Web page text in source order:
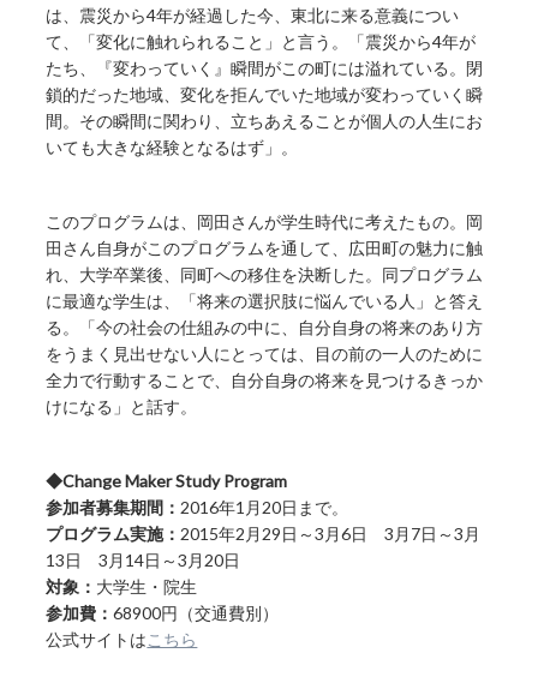
は、震災から4年が経過した今、東北に来る意義につい
て、「変化に触れられること」と言う。「震災から4年が
たち、『変わっていく』瞬間がこの町には溢れている。閉
鎖的だった地域、変化を拒んでいた地域が変わっていく瞬
間。その瞬間に関わり、立ちあえることが個人の人生にお
いても大きな経験となるはず」。
このプログラムは、岡田さんが学生時代に考えたもの。岡
田さん自身がこのプログラムを通して、広田町の魅力に触
れ、大学卒業後、同町への移住を決断した。同プログラム
に最適な学生は、「将来の選択肢に悩んでいる人」と答え
る。「今の社会の仕組みの中に、自分自身の将来のあり方
をうまく見出せない人にとっては、目の前の一人のために
全力で行動することで、自分自身の将来を見つけるきっか
けになる」と話す。
◆Change Maker Study Program
参加者募集期間： 2016年1月20日まで。
プログラム実施： 2015年2月29日～3月6日 3月7日～3月
13日 3月14日～3月20日
対象： 大学生・院生
参加費：68900円（交通費別）
公式サイトはこちら